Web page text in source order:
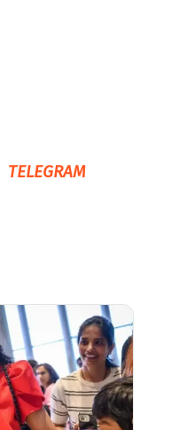
TELEGRAM